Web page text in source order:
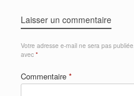
Laisser un commentaire
Votre adresse e-mail ne sera pas publiée.
avec *
Commentaire *